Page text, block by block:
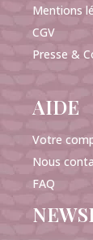
Mentions
CGV
Presse &
AIDE
Votre
Nous
FAQ